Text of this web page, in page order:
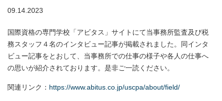
09.14.2023
国際資格の専門学校「アビタス」サイトにて当事務所監査及び税
務スタッフ４名のインタビュー記事が掲載されました。同インタ
ビュー記事をとおして、当事務所での仕事の様子や各人の仕事へ
の思いが紹介されております。是非ご一読ください。
関連リンク： https://www.abitus.co.jp/uscpa/about/field/